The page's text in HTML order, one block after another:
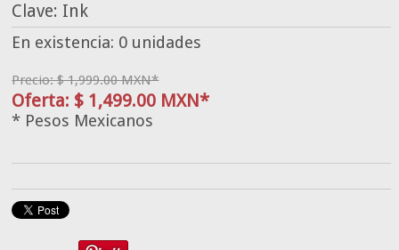
Clave: Ink
En existencia: 0 unidades
Precio: $ 1,999.00 MXN*
Oferta: $ 1,499.00 MXN*
* Pesos Mexicanos